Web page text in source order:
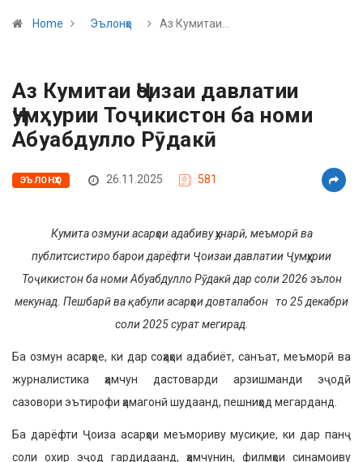
Home Эълонҳо Аз Кумитаи…
Аз Кумитаи Ҷоизаи давлатии
Ҷумҳурии Тоҷикистон ба номи
Абуабдулло Рӯдакӣ
ЭЪЛОНҲО 26.11.2025 581
Кумита озмуни асарҳои адабиву ҳунарӣ, меъморӣ ва
публитсистиро барои дарёфти Ҷоизаи давлатии Ҷумҳурии
Тоҷикистон ба номи Абуабдулло Рӯдакӣ дар соли 2026 эълон
мекунад. Пешбарӣ ва қабули асарҳои довталабон то 25 декабри
соли 2025 сурат мегирад.
Ба озмун асарҳое, ки дар соҳаҳои адабиёт, санъат, меъморӣ ва
журналистика ҳамчун дастоварди арзишманди эҷодӣ
сазовори эътирофи ҳамагонӣ шудаанд, пешниҳод мегарданд.
Ба дарёфти Ҷоиза асарҳои меъмориву мусиқие, ки дар панҷ
соли охир эҷод гардидаанд, ҳамчунин, филмҳои синамоиву